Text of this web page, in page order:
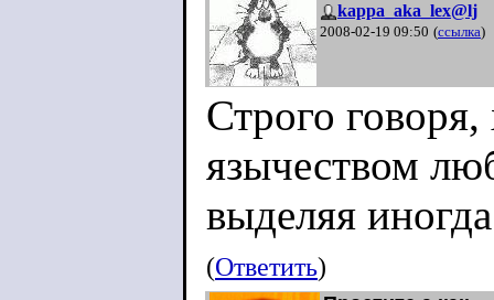
kappa_aka_lex@lj
2008-02-19 09:50 (ссылка)
Строго
язычеством
выделяя
(Ответить)